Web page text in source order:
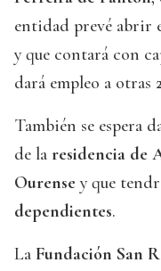
entidad prevé abrir
y que contará con
dará empleo a otras
También se espera
de la residencia de
Ourense y que
dependientes.
La Fundación San